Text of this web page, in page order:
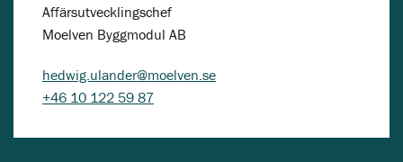
Affärsutvecklingschef
Moelven Byggmodul AB
hedwig.ulander@moelven.se
+46 10 122 59 87